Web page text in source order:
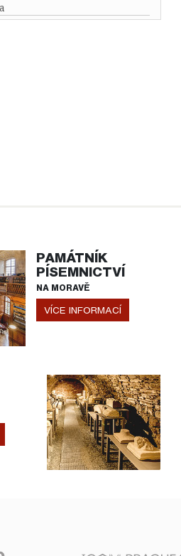
PAMÁTNÍK
PÍSEMNICTVÍ
NA MORAVĚ
VÍCE INFORMACÍ